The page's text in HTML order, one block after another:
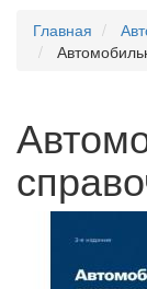
Главная